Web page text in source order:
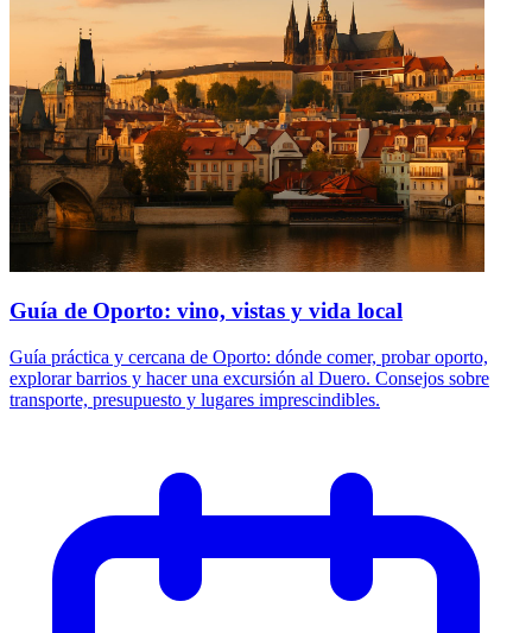
Guía de Oporto: vino, vistas y vida local
Guía práctica y cercana de Oporto: dónde comer, probar oporto,
explorar barrios y hacer una excursión al Duero. Consejos sobre
transporte, presupuesto y lugares imprescindibles.